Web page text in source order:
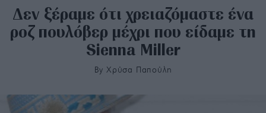
Δεν ξέραμε ότι χρειαζόμαστε ένα
ροζ πουλόβερ μέχρι που είδαμε τη
Sienna Miller
By Χρύσα Παπούλη